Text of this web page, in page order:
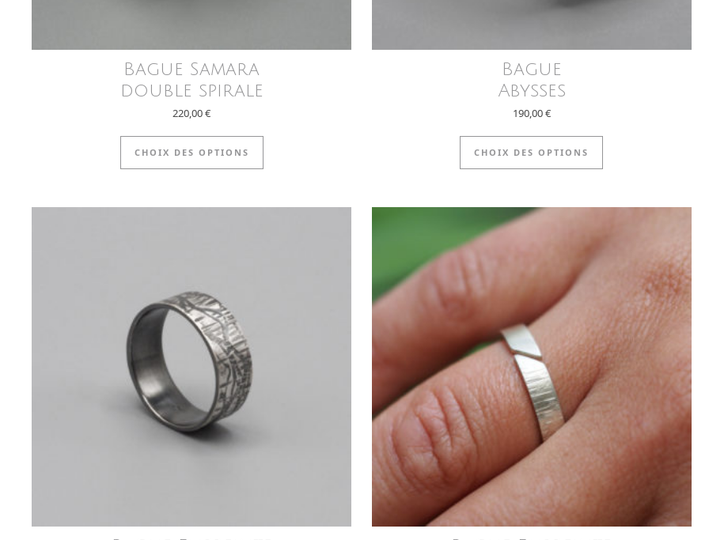
Bague Samara
double spirale
220,00€
CHOIX DES OPTIONS
Ce produit a plusieurs variations. Les options peuvent être choisies sur la
Bague
Abysses
190,00€
CHOIX DES OPTIONS
Ce produit a